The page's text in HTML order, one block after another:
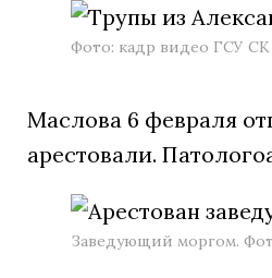
Фото: кадр видео ГСУ СК
Маслова 6 февраля
арестовали.
Заведующий моргом.